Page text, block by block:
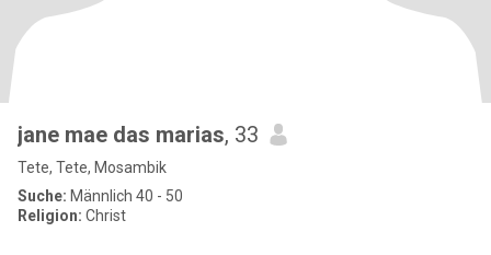
jane mae das marias, 33
Tete, Tete, Mosambik
Suche: Männlich 40 - 50
Religion: Christ